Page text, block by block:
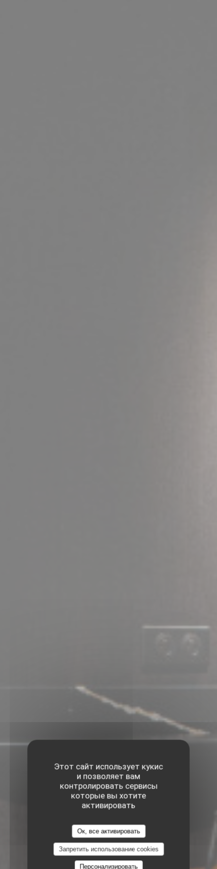
Этот сайт использует кукис
и позволяет вам
контролировать сервисы
которые вы хотите
активировать
Ок, все активировать
Запретить использование cookies
Персонализировать